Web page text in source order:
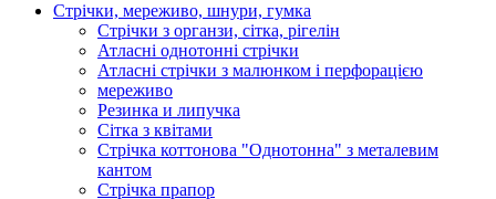
Стрічки, мереживо, шнури, гумка
Стрічки з органзи, сітка, рігелін
Атласні однотонні стрічки
Атласні стрічки з малюнком і перфорацією
мереживо
Резинка и липучка
Сітка з квітами
Стрічка коттонова "Однотонна" з металевим
кантом
Стрічка прапор